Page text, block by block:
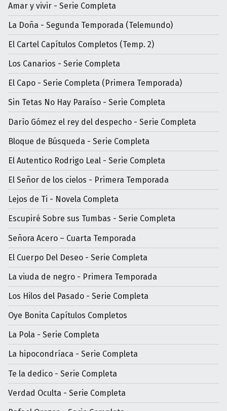
Amar y vivir - Serie Completa
La Doña - Segunda Temporada (Telemundo)
El Cartel Capítulos Completos (Temp. 2)
Los Canarios - Serie Completa
El Capo - Serie Completa (Primera Temporada)
Sin Tetas No Hay Paraíso - Serie Completa
Darìo Gómez el rey del despecho - Serie Completa
Bloque de Búsqueda - Serie Completa
El Autentico Rodrigo Leal - Serie Completa
El Señor de los cielos - Primera Temporada
Lejos de Ti - Novela Completa
Escupiré Sobre sus Tumbas - Serie Completa
Señora Acero – Cuarta Temporada
El Cuerpo Del Deseo - Serie Completa
La viuda de negro - Primera Temporada
Los Hilos del Pasado - Serie Completa
Oye Bonita Capítulos Completos
La Pola - Serie Completa
La hipocondríaca - Serie Completa
Te la dedico - Serie Completa
Verdad Oculta - Serie Completa